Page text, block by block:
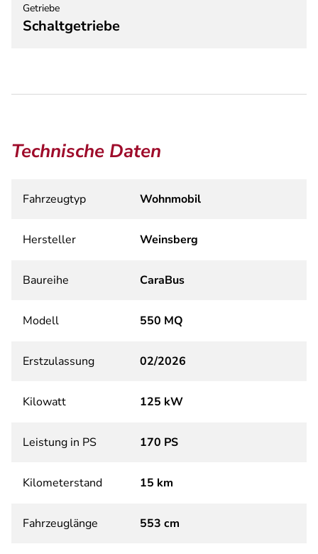
Getriebe
Schaltgetriebe
Technische Daten
Fahrzeugtyp Wohnmobil
Hersteller Weinsberg
Baureihe CaraBus
Modell 550 MQ
Erstzulassung 02/2026
Kilowatt 125 kW
Leistung in PS 170 PS
Kilometerstand 15 km
Fahrzeuglänge 553 cm